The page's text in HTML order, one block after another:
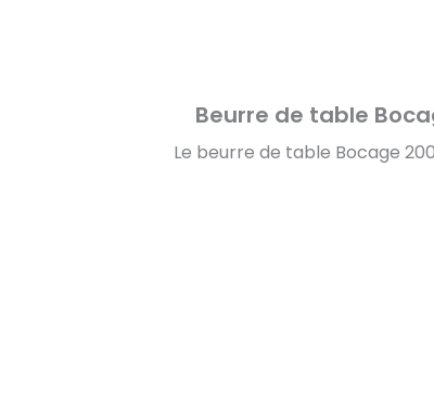
Beurre de table
Le beurre de table Bocage